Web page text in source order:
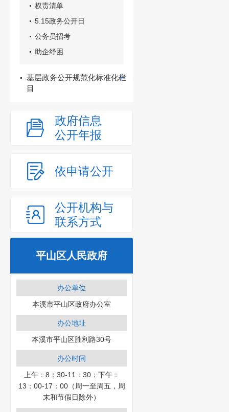
权责清单
5.15政务公开日
公务员招考
助企纾困
基层政务公开规范化标准化栏
目
政府信息
公开年报
依申请公开
公开机构与
联系方式
平山区人民政府
办公单位
本溪市平山区政府办公室
办公地址
本溪市平山区胜利路30号
办公时间
上午：8：30-11：30；下午：
13：00-17：00（周一至周五，周
末和节假日除外）